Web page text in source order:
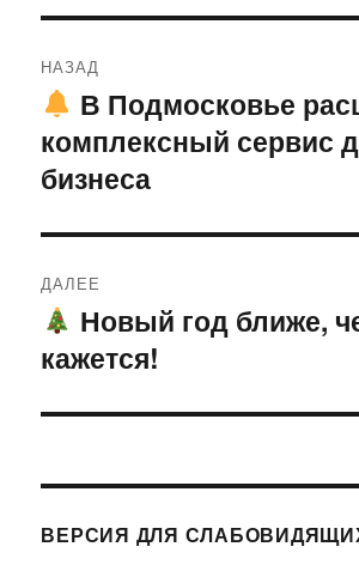
по
записям
НАЗАД
Предыдущая
запись:
В Подмосковье
комплексный сервис
бизнеса
ДАЛЕЕ
Следующая
запись:
Новый год ближе,
кажется!
ВЕРСИЯ ДЛЯ